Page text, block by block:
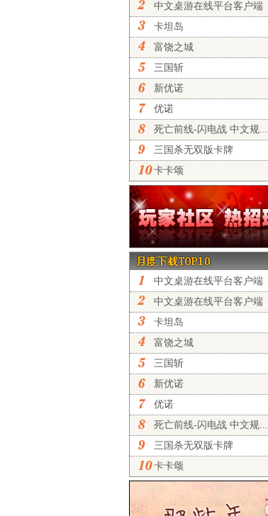
完...
中文桌游在线平台客户端
正...
卡坦岛
富饶之城
三国斩
新优诺
优诺
死亡前线-闪电战 中文规...
三国杀无双版卡牌
卡卡颂
中文桌游在线平台客户端
完...
中文桌游在线平台客户端
正...
卡坦岛
富饶之城
三国斩
新优诺
优诺
死亡前线-闪电战 中文规...
三国杀无双版卡牌
卡卡颂